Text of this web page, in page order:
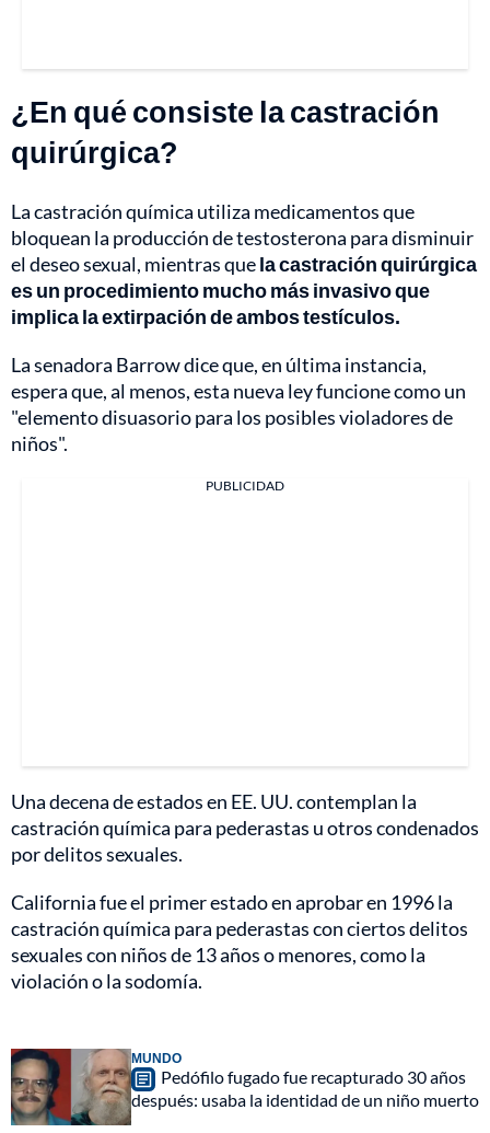
¿En qué consiste la castración
quirúrgica?
La castración química utiliza medicamentos que
bloquean la producción de testosterona para disminuir
el deseo sexual, mientras quela castración quirúrgica
es un procedimiento mucho más invasivo que
implica la extirpación de ambos testículos.
La senadora Barrow dice que, en última instancia,
espera que, al menos, esta nueva ley funcione como un
"elemento disuasorio para los posibles violadores de
niños".
PUBLICIDAD
Una decena de estados en EE. UU. contemplan la
castración química para pederastas u otros condenados
por delitos sexuales.
California fue el primer estado en aprobar en 1996 la
castración química para pederastas con ciertos delitos
sexuales con niños de 13 años o menores, como la
violación o la sodomía.
MUNDO
Pedófilo fugado fue recapturado 30 años
después: usaba la identidad de un niño muerto